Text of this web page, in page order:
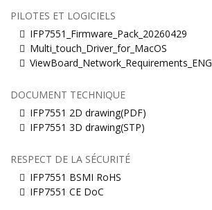
PILOTES ET LOGICIELS
IFP7551_Firmware_Pack_20260429
Multi_touch_Driver_for_MacOS
ViewBoard_Network_Requirements_ENG
DOCUMENT TECHNIQUE
IFP7551 2D drawing(PDF)
IFP7551 3D drawing(STP)
RESPECT DE LA SÉCURITÉ
IFP7551 BSMI RoHS
IFP7551 CE DoC